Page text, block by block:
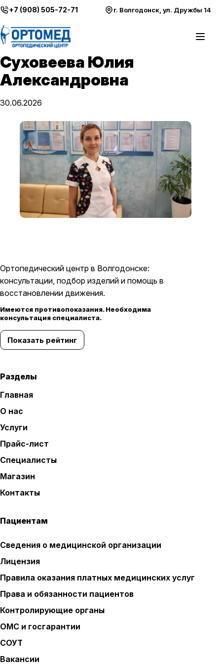
Перейти к содержимому г. Волгодонск, ул. Дружбы 14
+7 (908) 505-72-71
Суховеева Юлия
Александровна
30.06.2026
Ортопедический центр в Волгодонске:
консультации, подбор изделий и помощь в
восстановлении движения.
Имеются противопоказания. Необходима
консультация специалиста.
Показать рейтинг
Разделы
Главная
О нас
Услуги
Прайс-лист
Специалисты
Магазин
Контакты
Пациентам
Сведения о медицинской организации
Лицензия
Правила оказания платных медицинских услуг
Права и обязанности пациентов
Контролирующие органы
ОМС и госгарантии
СОУТ
Вакансии